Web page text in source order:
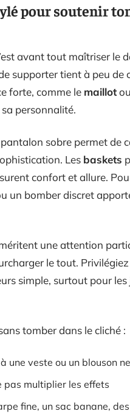
pour soutenir
avant tout maîtriser le
supporter tient à peu de
forte, comme le maillot
personnalité.
sobre permet de
Les baskets
confort et allure.
un bomber discret
une attention
le tout.
simple, surtout pour
tomber dans le cliché :
une veste ou un blouson
pas multiplier les effets
fine, un sac banane,